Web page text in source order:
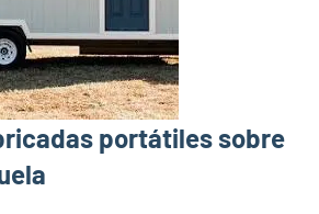
portátiles sobre